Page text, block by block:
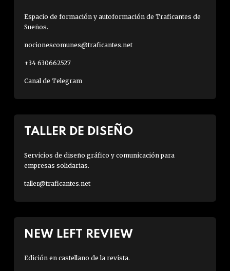
Espacio de formación y autoformación de Traficantes de
Sueños.
nocionescomunes@traficantes.net
+34 630662527
Canal de Telegram
TALLER DE DISEÑO
Servicios de diseño gráfico y comunicación para
empresas solidarias.
taller@traficantes.net
NEW LEFT REVIEW
Edición en castellano de la revista.